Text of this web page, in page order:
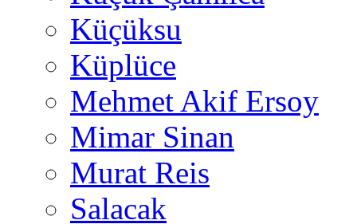
Küçüksu
Küplüce
Mehmet Akif Ersoy
Mimar Sinan
Murat Reis
Salacak